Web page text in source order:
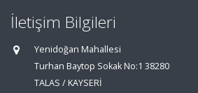
İletişim Bilgileri
Yenidoğan Mahallesi
Turhan Baytop Sokak No:1 38280
TALAS / KAYSERİ